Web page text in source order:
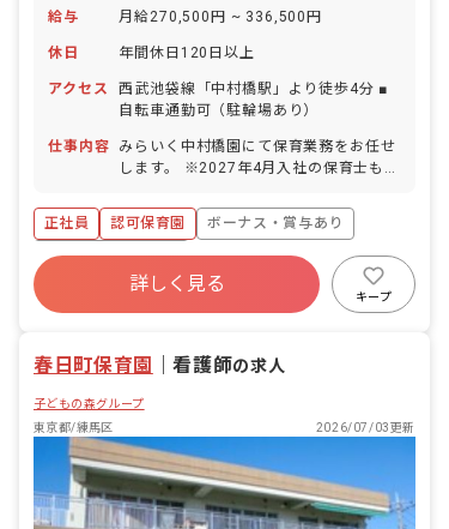
給与 月給270,500円 ~ 336,500円
休日 年間休日120日以上
アクセス
西武池袋線「中村橋駅」より徒歩4分 ■
自転車通勤可（駐輪場あり）
仕事内容
みらいく中村橋園にて保育業務をお任せ
します。 ※2027年4月入社の保育士も募
め、配属先は希望をお聞きしながら決定
します。 ■具体的な仕事内容 0歳から6歳
までのお子さまの保育業務をお任せしま
す。一人ひとりの個性に向き合い、豊か
な成長を促します。子どもたちの興味関
は、現代と未来をつなぐ「子どもたちの
られています。一人ひとりの子どもたち
が、自分の個性と向き合い力強く輝ける
ように。そのサポートをすることが私た
ちの使命です。
正社員 認可保育園
ボーナス・賞与あり
年間休日120日以上
寮・住宅・家賃補助あり
社会保険完備
残業少なめ
詳しく見る
キープ
春日町保育園 ｜看護師の求人
子どもの森グループ
東京都/練馬区
2026/07/03更新